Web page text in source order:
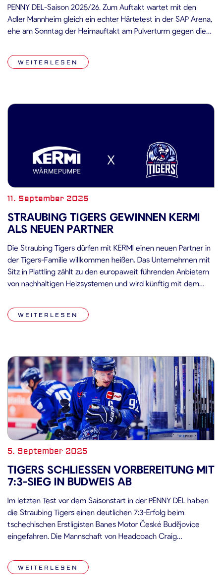
PENNY DEL-Saison 2025/26. Zum Auftakt wartet mit den
Adler Mannheim gleich ein echter Härtetest in der SAP Arena,
ehe am Sonntag der Heimauftakt am Pulverturm gegen die
(Fr., 12.09.2025, 19:30 Uhr, SAP Arena Mannheim) Die Adler
haben ihren […]
WEITERLESEN
11. September 2025
STRAUBING TIGERS GEWINNEN KERMI
ALS NEUEN PARTNER
Die Straubing Tigers dürfen mit KERMI einen neuen Partner in
der Tigers-Familie willkommen heißen. Das Unternehmen mit
Sitz in Plattling zählt zu den europaweit führenden Anbietern
von nachhaltigen Heizsystemen und wird künftig mit dem
Profis präsent sein. „Wir freuen uns sehr, mit KERMI ein
Unternehmen aus der Region […]
WEITERLESEN
5. September 2025
TIGERS SCHLIESSEN VORBEREITUNG MIT 7
:3-SIEG IN BUDWEIS AB
Im letzten Test vor dem Saisonstart in der PENNY DEL haben
die Straubing Tigers einen deutlichen 7:3-Erfolg beim
tschechischen Erstligisten Banes Motor České Budějovice
eingefahren. Die Mannschaft von Headcoach Craig
verabschiedet sich mit Rückenwind in die kommende
Spielzeit. Im letzten Testspiel vor dem Start der PENNY DEL
WEITERLESEN